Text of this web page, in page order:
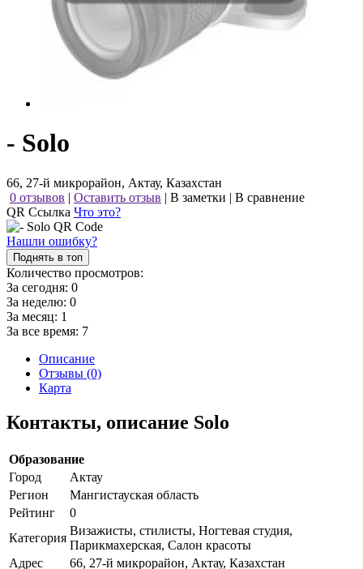
- Solo
66, 27-й микрорайон, Актау, Казахстан
0 отзывов | Оставить отзыв | В заметки | В сравнение
QR Ссылка Что это?
Нашли ошибку?
Поднять в топ
Количество просмотров:
За сегодня: 0
За неделю: 0
За месяц: 1
За все время: 7
Описание
Отзывы (0)
Карта
Контакты, описание Solo
Образование
Город
Актау
Регион
Мангистауская область
Рейтинг
0
Категория
Визажисты, стилисты, Ногтевая студия,
Парикмахерская, Салон красоты
Адрес
66, 27-й микрорайон, Актау, Казахстан